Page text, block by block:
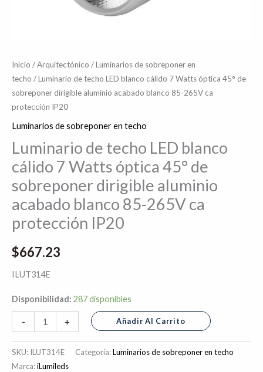
Inicio /Arquitectónico /Luminarios de sobreponer en
techo / Luminario de techo LED blanco cálido 7 Watts óptica 45° de
sobreponer dirigible aluminio acabado blanco 85-265V ca
protección IP20
Luminarios de sobreponer en techo
Luminario de techo LED blanco
cálido 7 Watts óptica 45° de
sobreponer dirigible aluminio
acabado blanco 85-265V ca
protección IP20
$667.23
ILUT314E
Disponibilidad: 287 disponibles
-
85-
265V
ca
protección
IP20
cantidad
+ Añadir Al Carrito
SKU: ILUT314E Categoría:Luminarios de sobreponer en techo
Marca:iLumileds